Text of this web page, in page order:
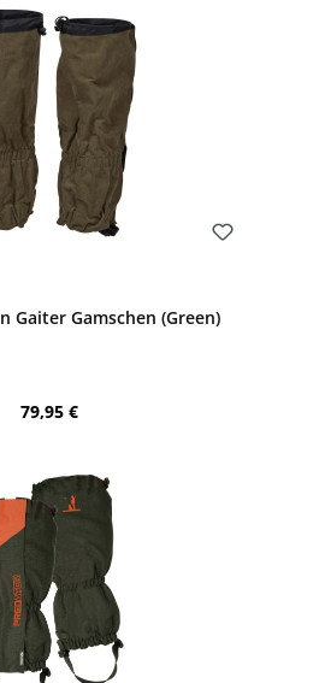
Gaiter Gamschen (Green)
Regulärer Preis:
79,95 €